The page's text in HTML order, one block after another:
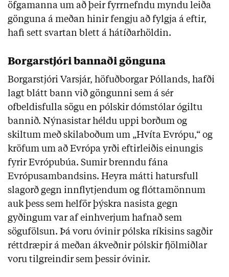
öfgamanna um að þeir fyrrnefndu myndu leiða
gönguna á meðan hinir fengju að fylgja á eftir,
hafi sett svartan blett á hátíðarhöldin.
Borgarstjóri bannaði gönguna
Borgarstjóri Varsjár, höfuðborgar Póllands, hafði
lagt blátt bann við göngunni sem á sér
ofbeldisfulla sögu en pólskir dómstólar ógiltu
bannið. Nýnasistar héldu uppi borðum og
skiltum með skilaboðum um „Hvíta Evrópu,“ og
kröfum um að Evrópa yrði eftirleiðis einungis
fyrir Evrópubúa. Sumir brenndu fána
Evrópusambandsins. Heyra mátti hatursfull
slagorð gegn innflytjendum og flóttamönnum
auk þess sem helför þýskra nasista gegn
gyðingum var af einhverjum hafnað sem
sögufölsun. Þá voru óvinir pólska ríkisins sagðir
réttdræpir á meðan ákveðnir pólskir fjölmiðlar
voru tilgreindir sem þessir óvinir.